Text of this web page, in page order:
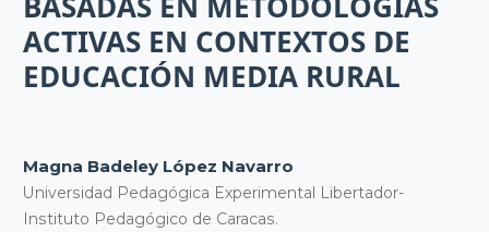
ACTIVAS EN CONTEXTOS DE
EDUCACIÓN MEDIA RURAL
Magna Badeley López Navarro
Universidad Pedagógica Experimental Libertador-
Instituto Pedagógico de Caracas.